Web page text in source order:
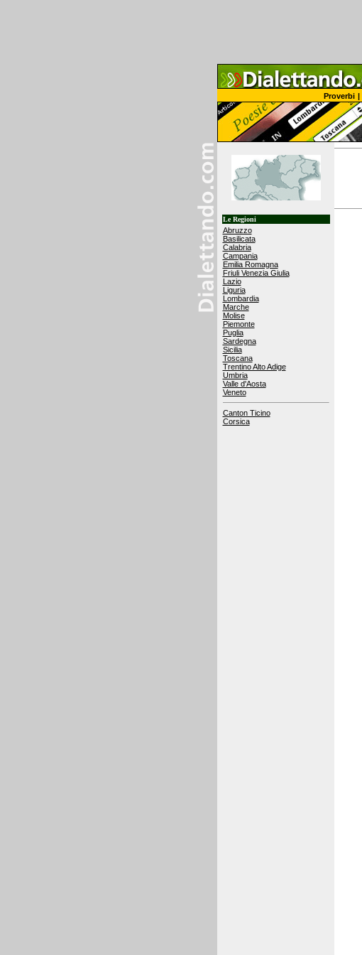
Proverbi |
Le Regioni
Abruzzo
Basilicata
Calabria
Campania
Emilia Romagna
Friuli Venezia Giulia
Lazio
Liguria
Lombardia
Marche
Molise
Piemonte
Puglia
Sardegna
Sicilia
Toscana
Trentino Alto Adige
Umbria
Valle d'Aosta
Veneto
Canton Ticino
Corsica